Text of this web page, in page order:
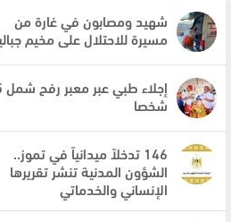
شهيد ومصابون في غارة من
مسيرة للاحتلال على مخيم
شخصا
146 تدخلاً ميدانياً في تموز..
الشؤون المدنية تنشر تقريرها
الإنساني والخدماتي